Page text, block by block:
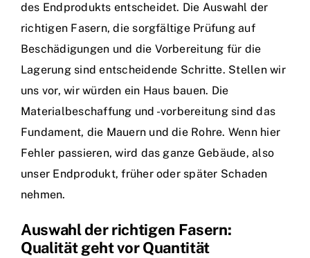
des Endprodukts entscheidet. Die Auswahl der
richtigen Fasern, die sorgfältige Prüfung auf
Beschädigungen und die Vorbereitung für die
Lagerung sind entscheidende Schritte. Stellen wir
uns vor, wir würden ein Haus bauen. Die
Materialbeschaffung und -vorbereitung sind das
Fundament, die Mauern und die Rohre. Wenn hier
Fehler passieren, wird das ganze Gebäude, also
unser Endprodukt, früher oder später Schaden
nehmen.
Auswahl der richtigen Fasern:
Qualität geht vor Quantität